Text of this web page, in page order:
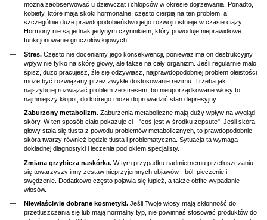
można zaobserwować u dziewcząt i chłopców w okresie dojrzewania. Ponadto,
kobiety, które mają skoki hormonalne, często cierpią na ten problem, a
szczególnie duże prawdopodobieństwo jego rozwoju istnieje w czasie ciąży.
Hormony nie są jednak jedynym czynnikiem, który powoduje nieprawidłowe
funkcjonowanie gruczołów łojowych.
Stres. Często nie doceniamy jego konsekwencji, ponieważ ma on destrukcyjny
wpływ nie tylko na skórę głowy, ale także na cały organizm. Jeśli regularnie mało
śpisz, dużo pracujesz, źle się odżywiasz, najprawdopodobniej problem oleistości
może być rozwiązany przez zwykłe dostosowanie reżimu. Trzeba jak
najszybciej rozwiązać problem ze stresem, bo nieuporządkowane włosy to
najmniejszy kłopot, do którego może doprowadzić stan depresyjny.
Zaburzony metabolizm. Zaburzenia metaboliczne mają duży wpływ na wygląd
skóry. W ten sposób ciało pokazuje ci - "coś jest w środku zepsute". Jeśli skóra
głowy stała się tłusta z powodu problemów metabolicznych, to prawdopodobnie
skóra twarzy również będzie tłusta i problematyczna. Sytuacja ta wymaga
dokładnej diagnostyki i leczenia pod okiem specjalisty.
Zmiana grzybicza naskórka. W tym przypadku nadmiernemu przetłuszczaniu
się towarzyszy inny zestaw nieprzyjemnych objawów - ból, pieczenie i
swędzenie. Dodatkowo często pojawia się łupież, a także obfite wypadanie
włosów.
Niewłaściwie dobrane kosmetyki. Jeśli Twoje włosy mają skłonność do
przetłuszczania się lub mają normalny typ, nie powinnaś stosować produktów do